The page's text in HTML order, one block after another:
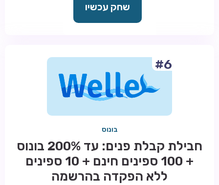
שחק עכשיו
#6
בונוס
חבילת קבלת פנים: עד 200% בונוס
+ 100 ספינים חינם + 10 ספינים
ללא הפקדה בהרשמה